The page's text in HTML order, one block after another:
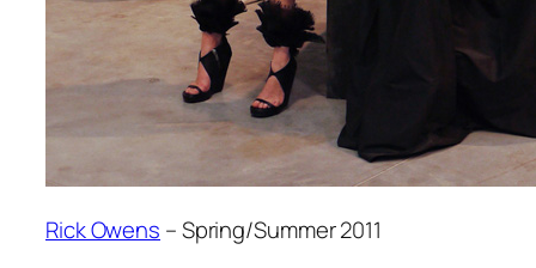
Rick Owens – Spring/Summer 2011